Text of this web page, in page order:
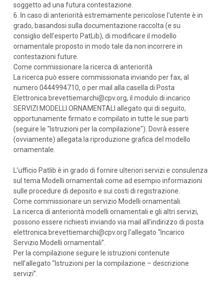
soggetto ad una futura contestazione.
6.
In caso di anteriorità estremamente pericolose l'utente è in
grado, basandosi sulla documentazione raccolta (e su
consiglio dell’esperto PatLib), di modificare il modello
ornamentale proposto in modo tale da non incorrere in
contestazioni future.
Come commissionare la ricerca di anteriorità
La ricerca può essere commissionata inviando per fax, al
numero 0444994710, o per mail alla casella di Posta
Elettronica brevettiemarchi@cpv.org, il modulo di incarico
SERVIZI MODELLI ORNAMENTALI allegato qui di seguito,
opportunamente firmato e compilato in tutte le sue parti
(seguire le "Istruzioni per la compilazione"). Dovrà essere
(ovviamente) allegata la riproduzione grafica del modello
ornamentale.
L’ufficio Patlib è in grado di fornire ulteriori servizi e consulenza
sul tema Modelli ornamentali come ad esempio informazioni
sulle procedure di deposito e sui costi di registrazione.
Come commissionare un servizio Modelli ornamentali.
La ricerca di anteriorità modelli ornamentali e gli altri servizi,
possono essere richiesti inviando via mail all’indirizzo di posta
elettronica brevettiemarchi@cpv.org l’allegato “Incarico
Servizio Modelli ornamentali”.
Per la compilazione seguire le istruzioni contenute
nell’allegato "Istruzioni per la compilazione – descrizione
servizi”.